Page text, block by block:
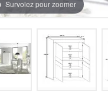
Survolez pour zoomer